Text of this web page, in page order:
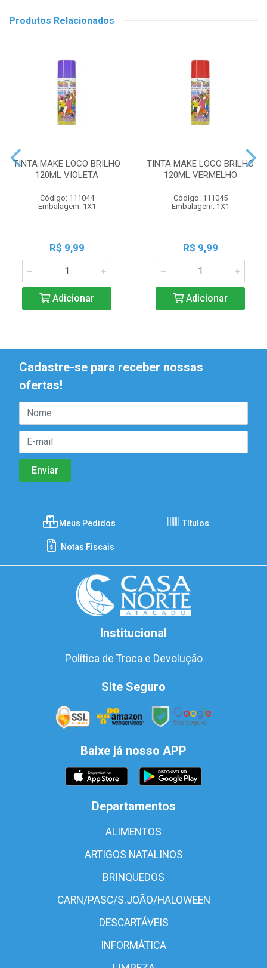
Produtos Relacionados
TINTA MAKE LOCO BRILHO
120ML VIOLETA
Código: 111044
Embalagem: 1X1
R$ 9,99
Adicionar
TINTA MAKE LOCO BRILHO
120ML VERMELHO
Código: 111045
Embalagem: 1X1
R$ 9,99
Adicionar
Cadastre-se para receber nossas
ofertas!
Meus Pedidos Títulos
Notas Fiscais
Institucional
Política de Troca e Devolução
Site Seguro
Baixe já nosso APP
Departamentos
ALIMENTOS
ARTIGOS NATALINOS
BRINQUEDOS
CARN/PASC/S.JOÃO/HALOWEEN
DESCARTÁVEIS
INFORMÁTICA